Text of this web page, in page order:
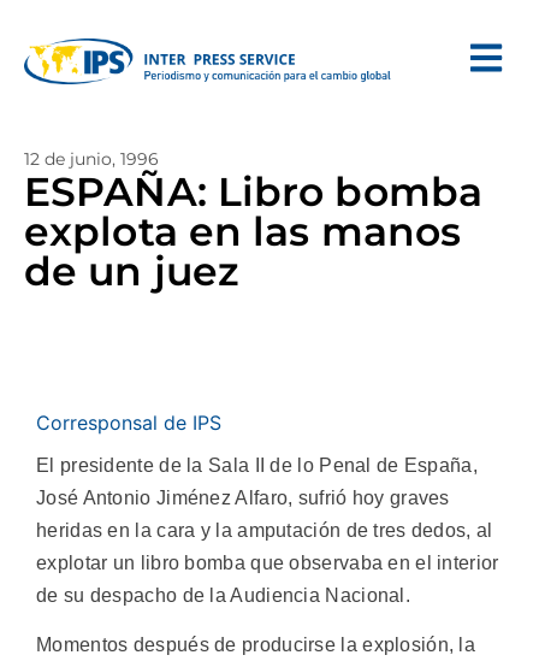
12 de junio, 1996
ESPAÑA: Libro bomba
explota en las manos
de un juez
Corresponsal de IPS
El presidente de la Sala II de lo Penal de España,
José Antonio Jiménez Alfaro, sufrió hoy graves
heridas en la cara y la amputación de tres dedos, al
explotar un libro bomba que observaba en el interior
de su despacho de la Audiencia Nacional.
Momentos después de producirse la explosión, la